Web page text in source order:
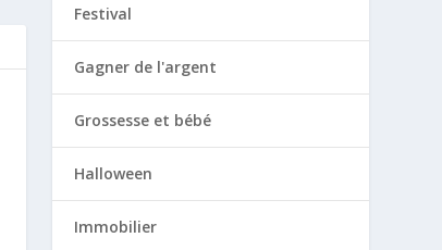
Festival
Gagner de l'argent
Grossesse et bébé
Halloween
Immobilier